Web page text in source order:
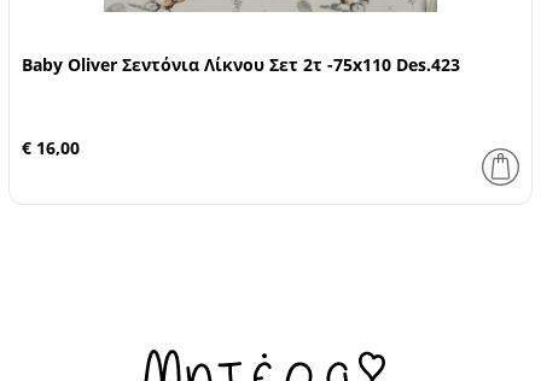
Baby Oliver Σεντόνια Λίκνου Σετ 2τ -75x110 Des.423
€ 16,00